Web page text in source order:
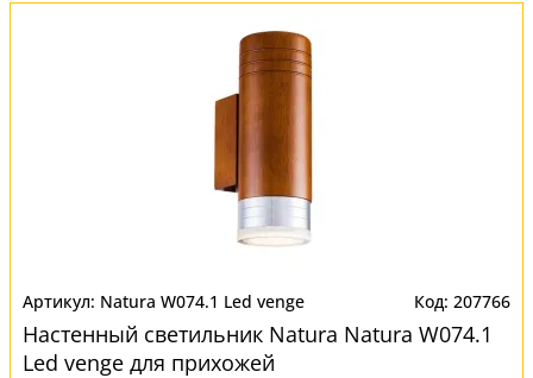
Natura W074.1 Led venge 207766
Настенный светильник Natura Natura W074.1
Led venge для прихожей